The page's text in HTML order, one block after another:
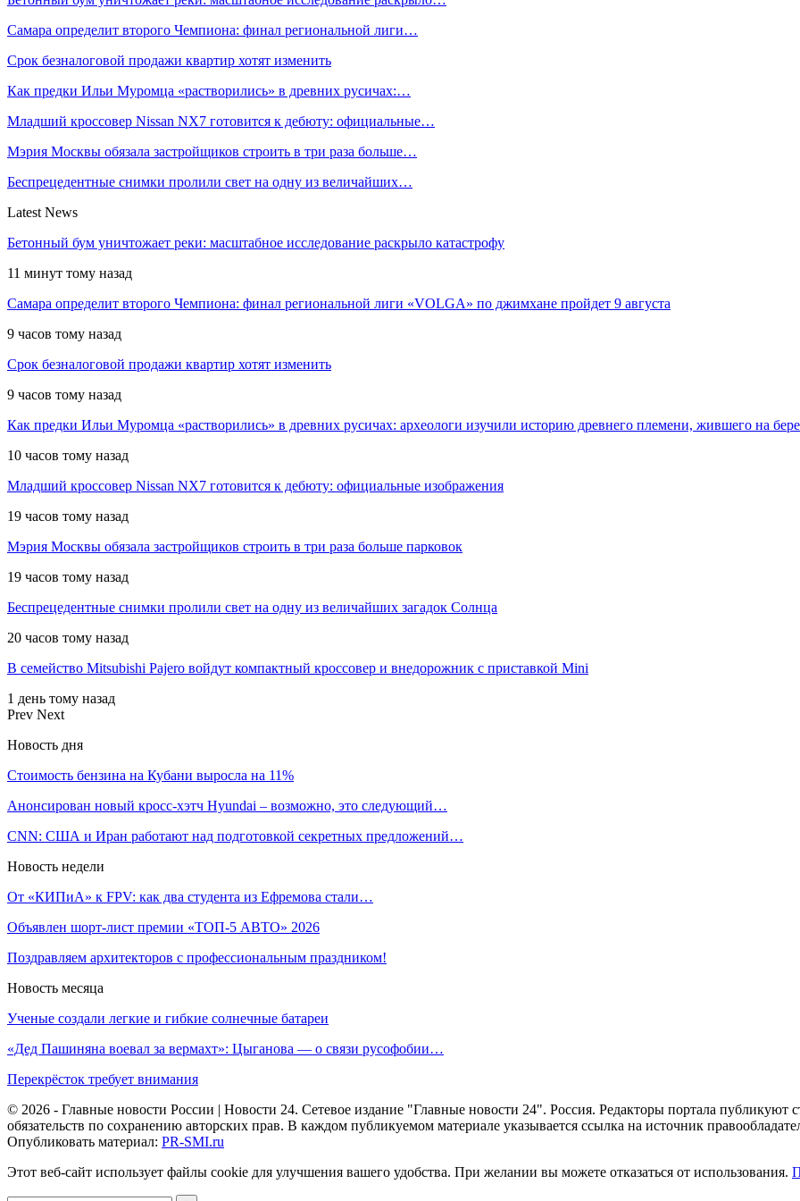
Самара определит второго Чемпиона: финал региональной лиги…
Срок безналоговой продажи квартир хотят изменить
Как предки Ильи Муромца «растворились» в древних русичах:…
Младший кроссовер Nissan NX7 готовится к дебюту: официальные…
Мэрия Москвы обязала застройщиков строить в три раза больше…
Беспрецедентные снимки пролили свет на одну из величайших…
Latest News
Бетонный бум уничтожает реки: масштабное исследование раскрыло катастрофу
11 минут тому назад
Самара определит второго Чемпиона: финал региональной лиги «VOLGA» по джимхане пройдет 9 августа
9 часов тому назад
Срок безналоговой продажи квартир хотят изменить
9 часов тому назад
Как предки Ильи Муромца «растворились» в древних русичах: археологи изучили историю древнего племени, жившего на
10 часов тому назад
Младший кроссовер Nissan NX7 готовится к дебюту: официальные изображения
19 часов тому назад
Мэрия Москвы обязала застройщиков строить в три раза больше парковок
19 часов тому назад
Беспрецедентные снимки пролили свет на одну из величайших загадок Солнца
20 часов тому назад
В семейство Mitsubishi Pajero войдут компактный кроссовер и внедорожник с приставкой Mini
1 день тому назад
Prev Next
Новость дня
Стоимость бензина на Кубани выросла на 11%
Анонсирован новый кросс-хэтч Hyundai – возможно, это следующий…
CNN: США и Иран работают над подготовкой секретных предложений…
Новость недели
От «КИПиА» к FPV: как два студента из Ефремова стали…
Объявлен шорт-лист премии «ТОП-5 АВТО» 2026
Поздравляем архитекторов с профессиональным праздником!
Новость месяца
Ученые создали легкие и гибкие солнечные батареи
«Дед Пашиняна воевал за вермахт»: Цыганова — о связи русофобии…
Перекрёсток требует внимания
© 2026 - Главные новости России | Новости 24. Сетевое издание "Главные новости 24". Россия. Редакторы портала
обязательств по сохранению авторских прав. В каждом публикуемом материале указывается ссылка на источник
Опубликовать материал: PR-SMI.ru
Этот веб-сайт использует файлы cookie для улучшения вашего удобства. При желании вы можете отказаться от использования.